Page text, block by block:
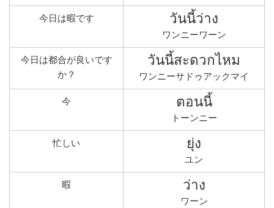
今日は暇です วันนี้ว่าง
ワンニーワーン
今日は都合が良いです
か？
วันนี้สะดวกไหม
ワンニーサドゥアックマイ
今 ตอนนี้
トーンニー
忙しい ยุ่ง
ユン
暇 ว่าง
ワーン